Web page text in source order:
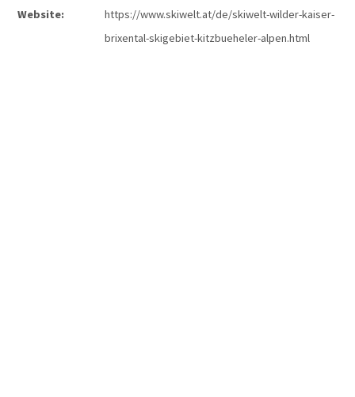
Website:
https://www.skiwelt.at/de/skiwelt-wilder-kaiser-
brixental-skigebiet-kitzbueheler-alpen.html